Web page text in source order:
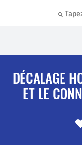
DÉCALAGE
ET LE